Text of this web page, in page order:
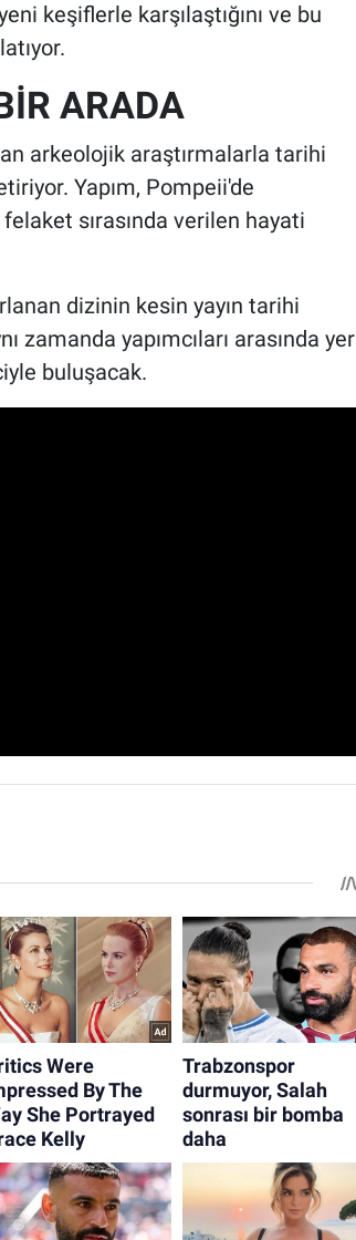
keşiflerle karşılaştığını ve bu
ARADA
arkeolojik araştırmalarla tarihi
Yapım, Pompeii'de
sırasında verilen hayati
dizinin kesin yayın tarihi
zamanda yapımcıları arasında yer
buluşacak.